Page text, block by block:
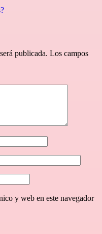
publicada. Los campos
y web en este navegador